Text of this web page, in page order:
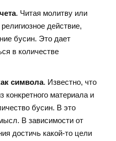
. Читая молитву или
действие,
бусин. Это дает
в количестве
символа. Известно, что
конкретного материала и
бусин. В это
В зависимости от
достичь какой-то цели